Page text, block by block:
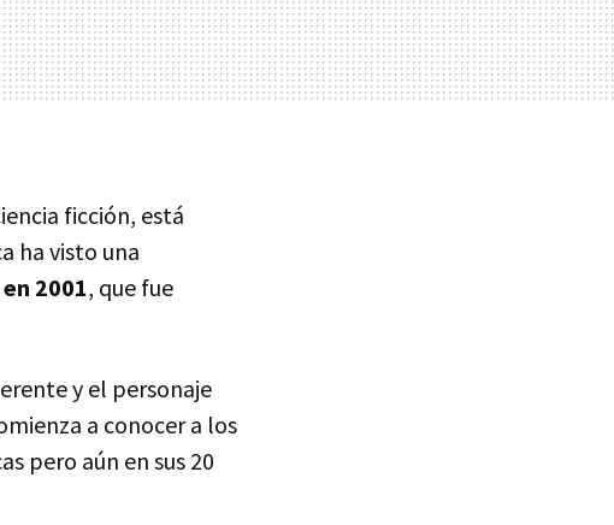
ficción, está
ha visto una
2001, que fue
y el personaje
a conocer a los
pero aún en sus 20